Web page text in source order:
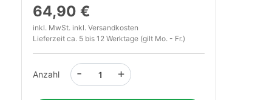
64,90 €
inkl. MwSt. inkl. Versandkosten
Lieferzeit ca. 5 bis 12 Werktage (gilt Mo. - Fr.)
Anzahl +
-